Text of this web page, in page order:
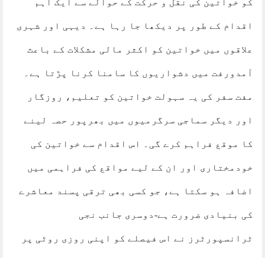
کو خواتین کی نقل و حرکت کے حوالے سے ایک اہم
اقدام کے طور پر دیکھا جا رہا ہے۔ دیہی اور شہری
علاقوں میں خواتین کو اکثر مالی مشکلات کے باعث
آمدورفت میں دشواریوں کا سامنا کرنا پڑتا ہے۔
مفت سفر کی یہ سہولت خواتین کو تعلیم، روزگار
اور دیگر سماجی سرگرمیوں میں بھرپور حصہ لینے
کا موقع فراہم کرے گی۔ اس اقدام سے خواتین کی
خودمختاری اور ان کے لیے مواقع کی فراہمی میں
اضافہ ہو سکتا ہے، جو کسی بھی ترقی پسند معاشرے
کی بنیادی ضرورت ہے-دوسری جانب نجی
ٹرانسپورٹرز نے اس فیصلے کو اپنی روزی روٹی پر